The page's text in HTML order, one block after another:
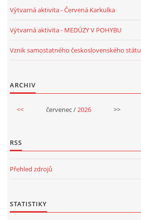
SVĚTOVÝ DEN VODY 22. BŘEZEN
RECENZE NA KNIHY
MIKULÁŠSKÁ NADÍLKA
Výtvarná aktivita - Červená Karkulka
Výtvarná aktivita - MEDÚZY V POHYBU
Vznik samostatného československého státu
ARCHIV
<< červenec / 2026 >>
RSS
Přehled zdrojů
STATISTIKY